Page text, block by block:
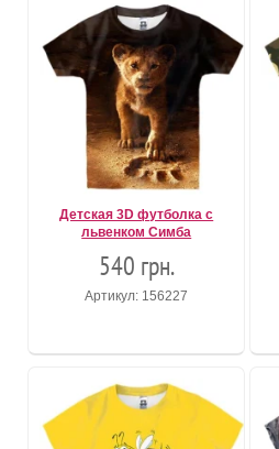
Детская 3D футболка с
львенком Симба
540 грн.
Артикул: 156227